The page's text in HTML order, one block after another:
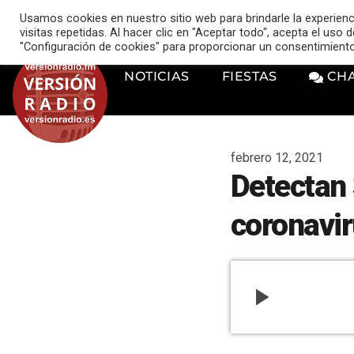
music_note VERSIÓN RADIO
NOTICIAS FIESTAS
febrero 12, 2021
play_arrow
Usamos cookies en nuestro sitio web para brindarle la
visitas repetidas. Al hacer clic en "Aceptar todo", acepta el uso
"Configuración de cookies" para proporcionar un